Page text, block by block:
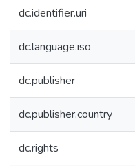
dc.identifier.uri
dc.language.iso
dc.publisher
dc.publisher.country
dc.rights